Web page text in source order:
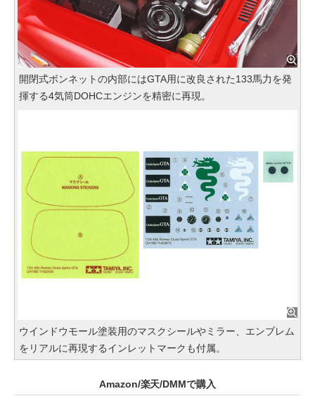
開閉式ボンネットの内部にはGTA用に改良された133馬力を発
揮する4気筒DOHCエンジンを精密に再現。
ウインドウモール塗装用のマスクシールやミラー、エンブレム
をリアルに再現するインレットマークも付属。
Amazon/楽天/DMMで購入